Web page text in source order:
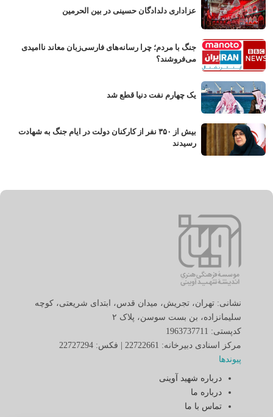
عزاداری دلدادگان حسینی در بین الحرمین
جنگ با مردم؛ چرا رسانه‌های فارسی‌زبان معاند ناامیدی
می‌فروشند؟
یک چهارم نفت دنیا قطع شد
بیش از ۳۵۰ نفر از کارکنان دولت در ایام جنگ به شهادت
رسیدند
نشانی: تهران، تجریش، میدان قدس، ابتدای شریعتی، کوچه
سلیمانزاده، بن بست سوسن، پلاک ٢
کدپستی: 1963737711
مرکز اسنادی دبیرخانه: 22722661 | فکس: 22727294
پیوندها
درباره شهید آوینی
درباره ما
تماس با ما